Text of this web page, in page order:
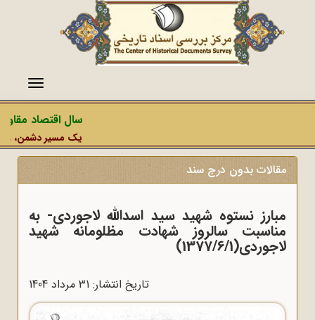
منو
سال اقتصاد
یک مسیر دشمن،
مقالات بدون درج سند
مبارز نستوه شهید سید اسدالله لاجوردی- به
مناسبت سالروز شهادت مظلومانه شهید
لاجوردی(1377/6/1)
تاریخ انتشار: 31 مرداد 1404